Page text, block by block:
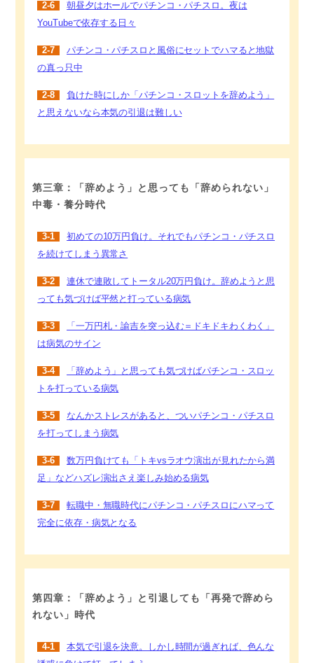
2-6
朝昼夕はホールでパチンコ・パチスロ。夜は
YouTubeで依存する日々
2-7
パチンコ・パチスロと風俗にセットでハマると地獄
の真っ只中
2-8
負けた時にしか「パチンコ・スロットを辞めよう」
と思えないなら本気の引退は難しい
第三章：「辞めよう」と思っても「辞められない」
中毒・養分時代
3-1
初めての10万円負け。それでもパチンコ・パチスロ
を続けてしまう異常さ
3-2
連休で連敗してトータル20万円負け。辞めようと思
っても気づけば平然と打っている病気
3-3
「一万円札・諭吉を突っ込む＝ドキドキわくわく」
は病気のサイン
3-4
「辞めよう」と思っても気づけばパチンコ・スロッ
トを打っている病気
3-5
なんかストレスがあると、ついパチンコ・パチスロ
を打ってしまう病気
3-6
数万円負けても「トキvsラオウ演出が見れたから満
足」などハズレ演出さえ楽しみ始める病気
3-7
転職中・無職時代にパチンコ・パチスロにハマって
完全に依存・病気となる
第四章：「辞めよう」と引退しても「再発で辞めら
れない」時代
4-1
本気で引退を決意。しかし時間が過ぎれば、色んな